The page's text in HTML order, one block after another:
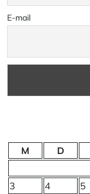
E-mail
M
D
3
4 5